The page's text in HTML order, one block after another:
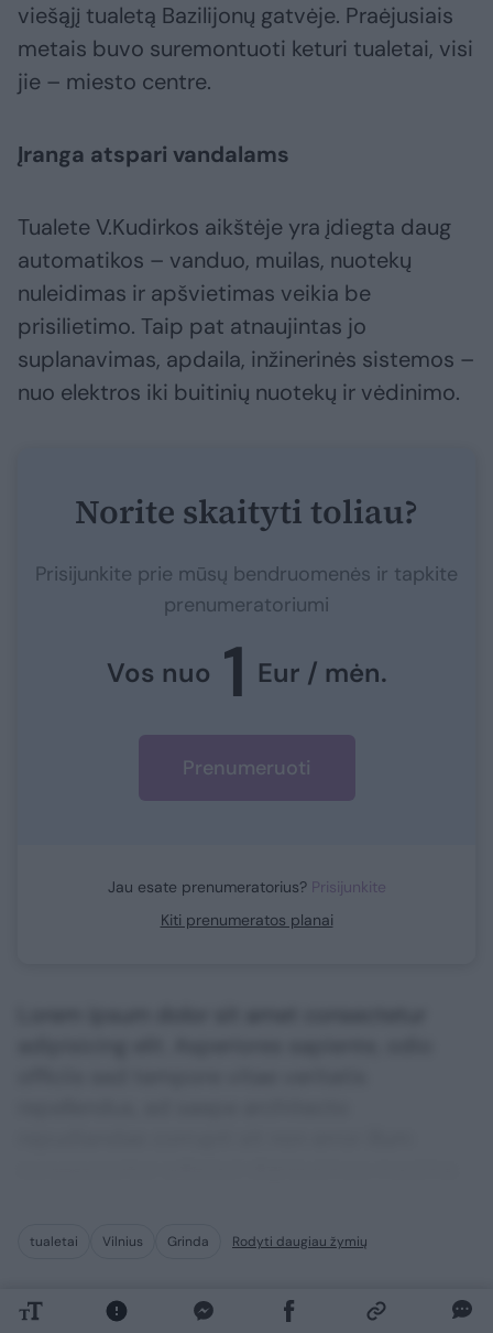
viešąjį tualetą Bazilijonų gatvėje. Praėjusiais
metais buvo suremontuoti keturi tualetai, visi
jie – miesto centre.
Įranga atspari vandalams
Tualete V.Kudirkos aikštėje yra įdiegta daug
automatikos – vanduo, muilas, nuotekų
nuleidimas ir apšvietimas veikia be
prisilietimo. Taip pat atnaujintas jo
suplanavimas, apdaila, inžinerinės sistemos –
nuo elektros iki buitinių nuotekų ir vėdinimo.
Norite skaityti toliau?
Prisijunkite prie mūsų bendruomenės ir tapkite
prenumeratoriumi
Vos nuo 1 Eur / mėn.
Prenumeruoti
Jau esate prenumeratorius? Prisijunkite
Kiti prenumeratos planai
tualetai Vilnius Grinda Rodyti daugiau žymių